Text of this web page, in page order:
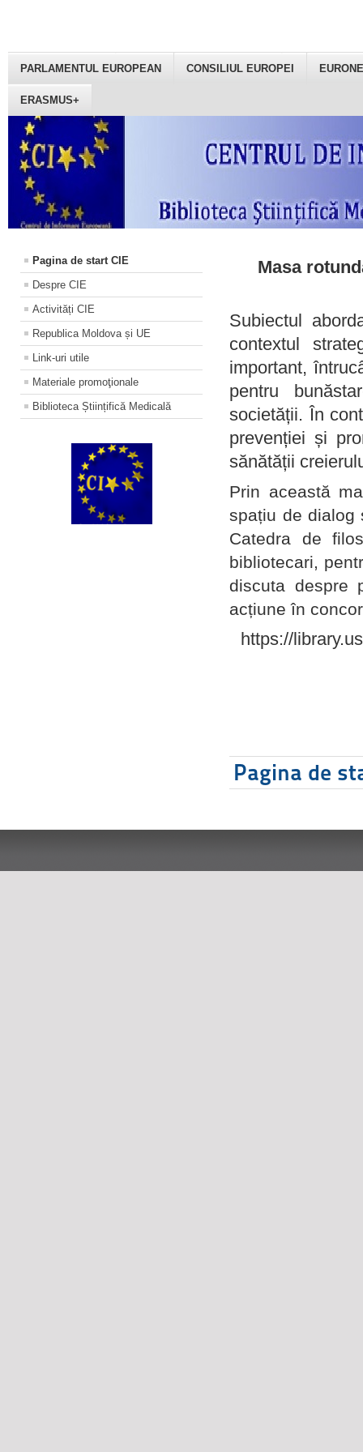
PARLAMENTUL EUROPEAN CONSILIUL EUROPEI
ERASMUS+
Pagina de start CIE
Despre CIE
Activități CIE
Republica Moldova și UE
Link-uri utile
Materiale promoţionale
Biblioteca Științifică Medicală
Masa
Subiectul
contextul
important,
pentru
societății. În
prevenției și
sănătății
Prin această
spațiu de dialog
Catedra de
bibliotecari,
discuta despre
acțiune în
https://
Pagina de